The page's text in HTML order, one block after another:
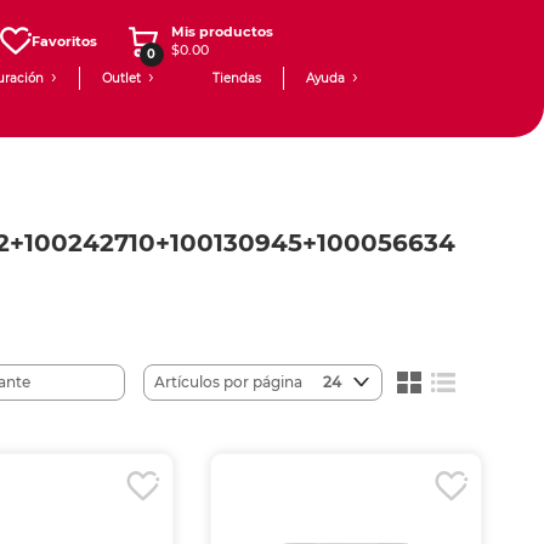
Favoritos
0
Mis productos
$0.00
Outlet Tiendas Ayuda
Artículos por página 24